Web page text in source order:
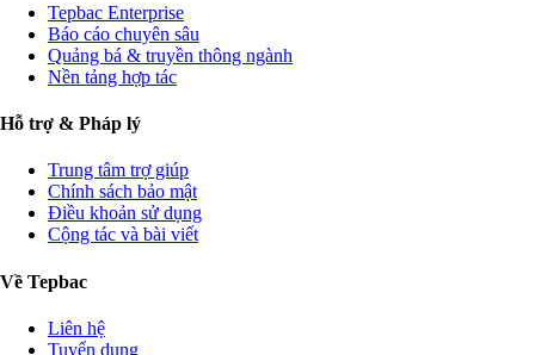
Tepbac Enterprise
Báo cáo chuyên sâu
Quảng bá & truyền thông ngành
Nền tảng hợp tác
Hỗ trợ & Pháp lý
Trung tâm trợ giúp
Chính sách bảo mật
Điều khoản sử dụng
Cộng tác và bài viết
Về Tepbac
Liên hệ
Tuyển dụng